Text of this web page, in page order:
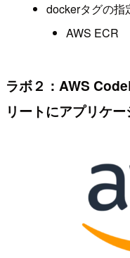
dockerタグの指
AWS ECR
ラボ２：AWS
リートにアプリケ